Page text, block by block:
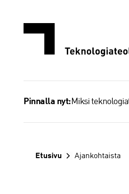
Pinnalla nyt: Miksi
Etusivu Ajankohtaista